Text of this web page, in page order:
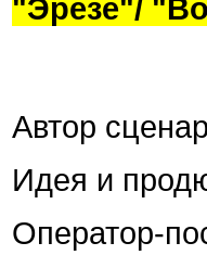
"Эрезе"/
Автор
Идея и
Оператор-